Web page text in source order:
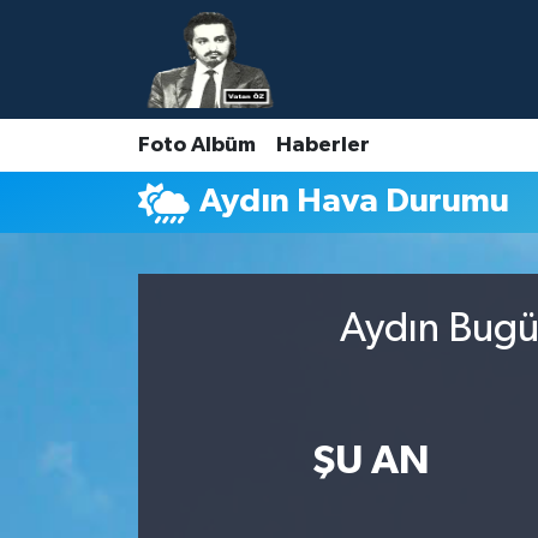
Foto Albüm Haberler
Aydın Hava Durumu
Aydın
ŞU AN
Nöbetçi Eczaneler
Hava Durumu
Namaz Vakitleri
Trafik Durumu
Süper Lig Puan Durumu ve Fikstür